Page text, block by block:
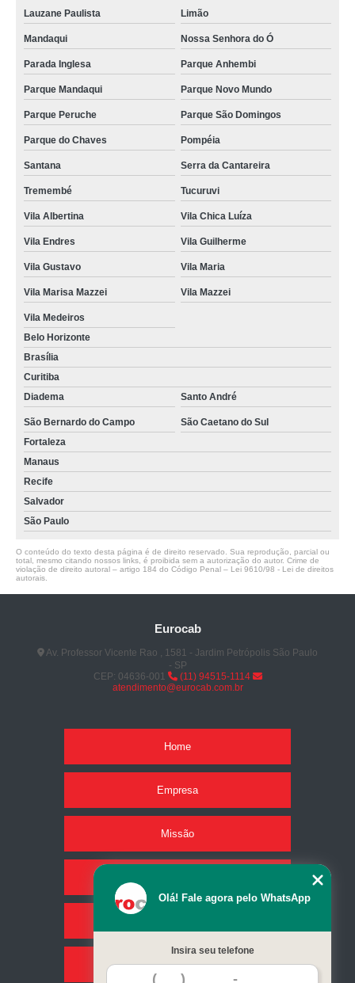
Lauzane Paulista Limão
Mandaqui Nossa Senhora do Ó
Parada Inglesa Parque Anhembi
Parque Mandaqui Parque Novo Mundo
Parque Peruche Parque São Domingos
Parque do Chaves Pompéia
Santana Serra da Cantareira
Tremembé Tucuruvi
Vila Albertina Vila Chica Luíza
Vila Endres Vila Guilherme
Vila Gustavo Vila Maria
Vila Marisa Mazzei Vila Mazzei
Vila Medeiros
Belo Horizonte
Brasília
Curitiba
Diadema
Santo André
São Bernardo do Campo
São Caetano do Sul
Fortaleza
Manaus
Recife
Salvador
São Paulo
O conteúdo do texto desta página é de direito reservado. Sua reprodução, parcial ou
total, mesmo citando nossos links, é proibida sem a autorização do autor. Crime de
violação de direito autoral – artigo 184 do Código Penal – Lei 9610/98 - Lei de direitos
autorais
Eurocab
Av. Professor Vicente Rao , 1581 - Jardim Petrópolis São Paulo
- SP
CEP: 04636-001
(11) 94515-1114
atendimento@eurocab.com.br
Home
Empresa
Missão
Contato
Olá! Fale agora pelo WhatsApp
Insira seu telefone